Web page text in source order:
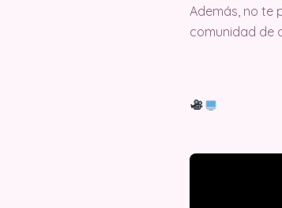
Además, no te
comunidad de